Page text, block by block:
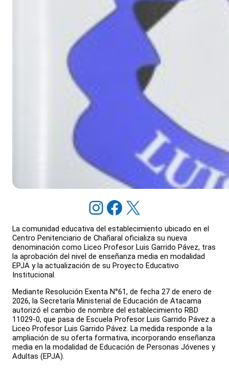
Instagram Facebook X
La comunidad educativa del establecimiento ubicado en el
Centro Penitenciario de Chañaral oficializa su nueva
denominación como Liceo Profesor Luis Garrido Pávez, tras
la aprobación del nivel de enseñanza media en modalidad
EPJA y la actualización de su Proyecto Educativo
Institucional.
Mediante Resolución Exenta N°61, de fecha 27 de enero de
2026, la Secretaría Ministerial de Educación de Atacama
autorizó el cambio de nombre del establecimiento RBD
11029-0, que pasa de Escuela Profesor Luis Garrido Pávez a
Liceo Profesor Luis Garrido Pávez. La medida responde a la
ampliación de su oferta formativa, incorporando enseñanza
media en la modalidad de Educación de Personas Jóvenes y
Adultas (EPJA).